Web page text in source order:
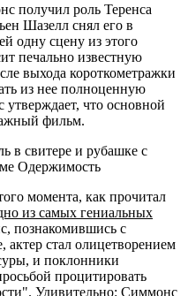
получил роль Теренса
Шазелл снял его в
одну сцену из этого
печально известную
выхода короткометражки
из нее полноценную
что основной
фильм.
момента, как прочитал
из самых гениальных
познакомившись с
стал олицетворением
и поклонники
процитировать
Удивительно: Симмонс